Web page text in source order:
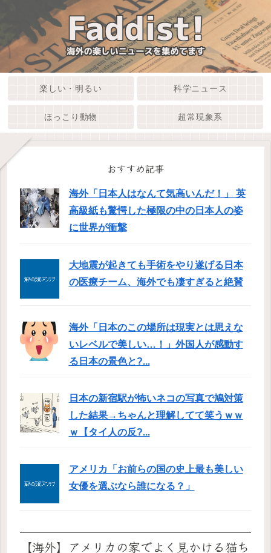
楽しい・明るい 科学ニュース
ほっこり動物 超常現象系
おすすめ記事
海外「日本人はなんて気高いんだ！」 英
高級紙も驚愕した極限の中の日本人の姿
に世界が衝撃
大地震が起きても手術をやり遂げる日本
の医療チーム、海外でも凄すぎると絶賛
海外「日本のこの場所は現実とは思えな
いレベルで美しい…！」外国人が感動す
る日本の景色と?...
日本の新宿駅が怖いネコの写真で鳩対策
した結果→ちゃんと理解してて笑うｗｗ
ｗ【タイ人の反?...
アメリカ「お前らの国の史上最も美しい
女優を選ぶなら誰になる？」
【海外】アメリカの家でよく見かける猫ち